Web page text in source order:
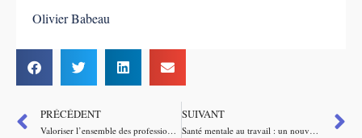
Olivier Babeau
PRÉCÉDENT
Valoriser l’ensemble des professions en santé pour retrouver le chemin de l’excellence médicale
SUIVANT
Santé mentale au travail : un nouveau déterminant de la performance durable